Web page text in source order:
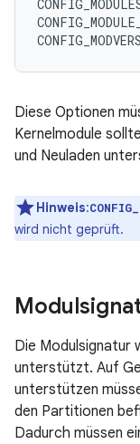
Diese Optionen
Kernelmodule
und Neuladen
Hinweis:
wird nicht geprüft.
Die Modulsignatur
unterstützt. Auf
unterstützen
den Partitionen
Dadurch müssen